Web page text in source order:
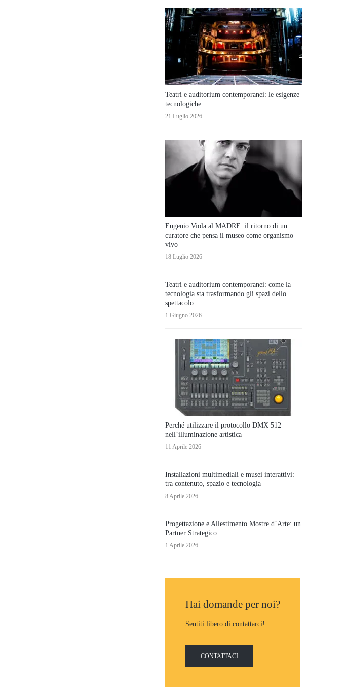
Teatri e auditorium contemporanei: le esigenze
tecnologiche
21 Luglio 2026
Eugenio Viola al MADRE: il ritorno di un
curatore che pensa il museo come organismo
vivo
18 Luglio 2026
Teatri e auditorium contemporanei: come la
tecnologia sta trasformando gli spazi dello
spettacolo
1 Giugno 2026
Perché utilizzare il protocollo DMX 512
nell’illuminazione artistica
11 Aprile 2026
Installazioni multimediali e musei interattivi:
tra contenuto, spazio e tecnologia
8 Aprile 2026
Progettazione e Allestimento Mostre d’Arte: un
Partner Strategico
1 Aprile 2026
Hai domande per noi?
Sentiti libero di contattarci!
CONTATTACI